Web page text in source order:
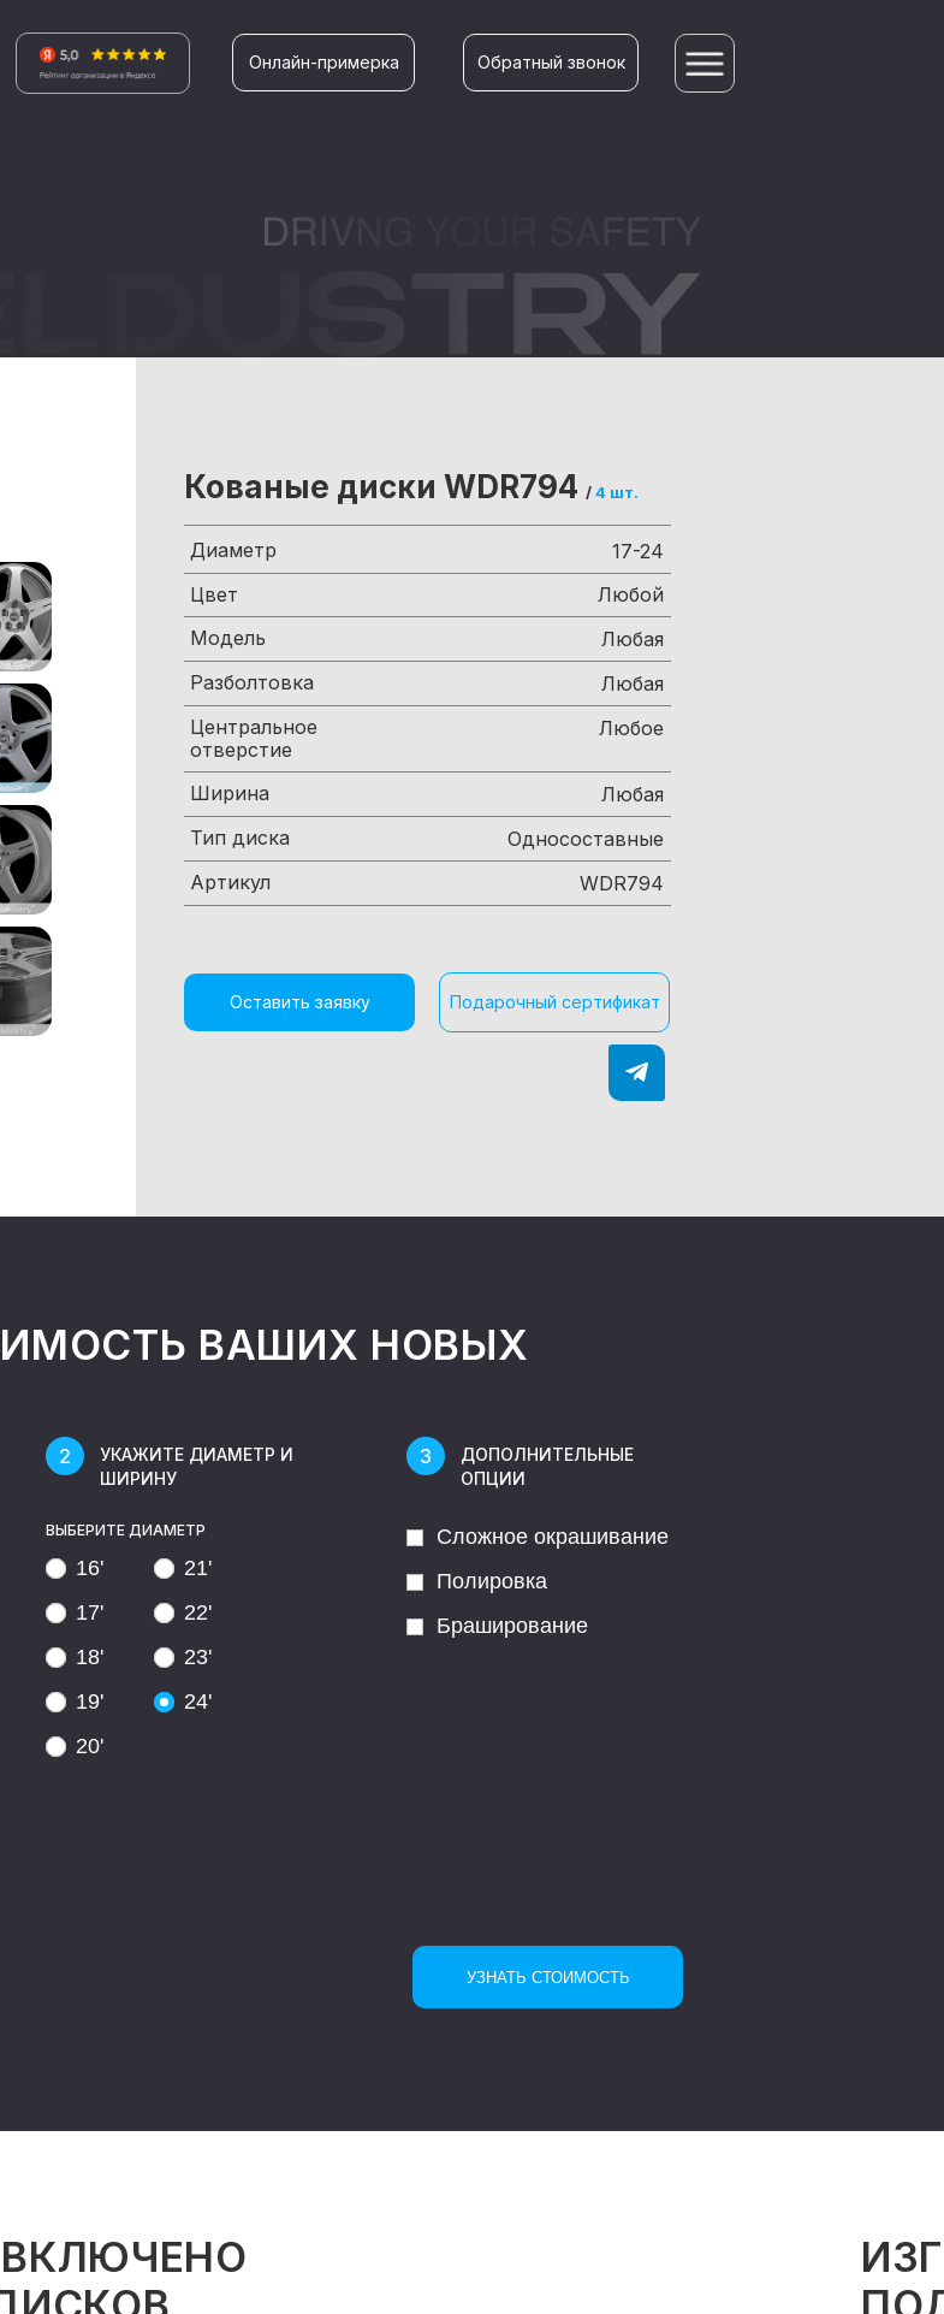
Онлайн-примерка Обратный звонок
Кованые диски WDR794 /4 шт.
Диаметр
17-24
Цвет
Любой
Модель
Любая
Разболтовка
Любая
Центральное
отверстие
Любое
Ширина
Любая
Тип диска
Односоставные
Артикул
WDR794
Оставить заявку Подарочный сертификат
ВАШИХ НОВЫХ
УКАЖИТЕ ДИАМЕТР И
ШИРИНУ
ВЫБЕРИТЕ ДИАМЕТР
16'
17'
18'
19'
20'
21'
22'
23'
24'
ДОПОЛНИТЕЛЬНЫЕ
ОПЦИИ
Сложное окрашивание
Полировка
Браширование